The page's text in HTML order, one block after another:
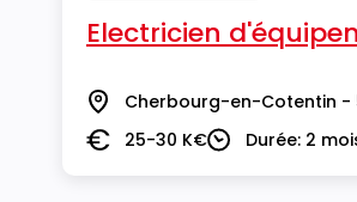
Electricien
Lieu Cherbourg-en-Cotentin -
Salaire25-30 K€DuréeDurée: 2